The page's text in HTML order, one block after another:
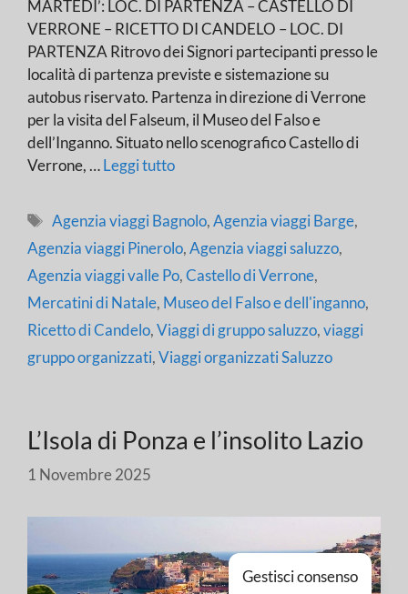
MARTEDI’: LOC. DI PARTENZA – CASTELLO DI
VERRONE – RICETTO DI CANDELO – LOC. DI
PARTENZA Ritrovo dei Signori partecipanti presso le
località di partenza previste e sistemazione su
autobus riservato. Partenza in direzione di Verrone
per la visita del Falseum, il Museo del Falso e
dell’Inganno. Situato nello scenografico Castello di
Verrone, …Leggi tutto
Tag
Agenzia viaggi Bagnolo,Agenzia viaggi Barge,
Agenzia viaggi Pinerolo,Agenzia viaggi saluzzo,
Agenzia viaggi valle Po,Castello di Verrone,
Mercatini di Natale, Museo del Falso e dell'inganno,
Ricetto di Candelo,Viaggi di gruppo saluzzo,viaggi
gruppo organizzati,Viaggi organizzati Saluzzo
L’Isola di Ponza e l’insolito Lazio
1 Novembre 2025
Gestisci consenso